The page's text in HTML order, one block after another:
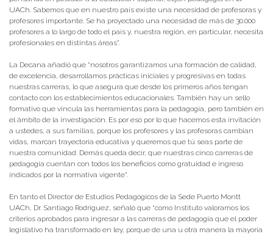
UACh. Sabemos que en nuestro país existe una necesidad de profesoras y
profesores importante. Se ha proyectado una necesidad de más de 30.000
profesores a lo largo de todo el país y, nuestra región, en particular, necesita
profesionales en distintas áreas”.
La Decana añadió que “nosotros garantizamos una formación de calidad,
de excelencia, desarrollamos prácticas iniciales y progresivas en todas
nuestras carreras, lo que asegura que desde los primeros años tengan
contacto con los establecimientos educacionales. También hay un sello
formativo que vincula las herramientas para la pedagogía, pero también en
el ámbito de la investigación. Es por eso por lo que hacemos esta invitación
a ustedes, a sus familias, porque los profesores y las profesoras cambian
vidas, marcan trayectoria educativa y queremos que tú seas parte de
nuestra comunidad. Demás queda decir, que nuestras cinco carreras de
pedagogía cuentan con todos los beneficios como gratuidad e ingreso
indicados por la normativa vigente”.
En tanto el Director de Estudios Pedagógicos de la Sede Puerto Montt
UACh, Dr. Santiago Rodríguez, señaló que “como Instituto valoramos los
criterios aprobados para ingresar a las carreras de pedagogía que el poder
legislativo ha transformado en ley, porque de una u otra manera la mayoría